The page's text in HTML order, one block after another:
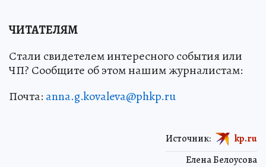
ЧИТАТЕЛЯМ
Стали свидетелем интересного события или
ЧП? Сообщите об этом нашим журналистам:
Почта: anna.g.kovaleva@phkp.ru
Елена Белоусова
Источник: kp.ru